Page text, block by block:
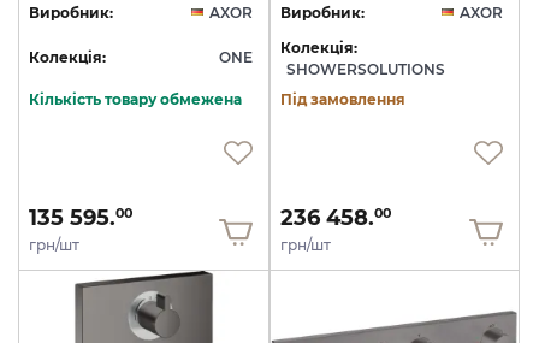
Виробник: AXOR
Колекція: ONE
Кількість товару обмежена
135 595.00
грн/шт
Виробник:
AXOR
Колекція:
SHOWERSOLUTIONS
Під замовлення
236 458.00
грн/шт